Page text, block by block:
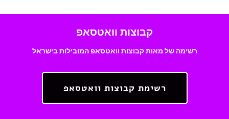
קבוצות וואטסאפ
רשימה של מאות קבוצות וואטסאפ המובילות בישראל
רשימת קבוצות וואטסאפ